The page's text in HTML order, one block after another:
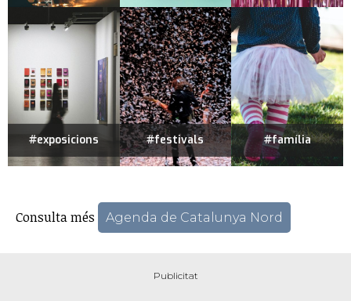
#exposicions #festivals #família
Consulta més Agenda de Catalunya Nord